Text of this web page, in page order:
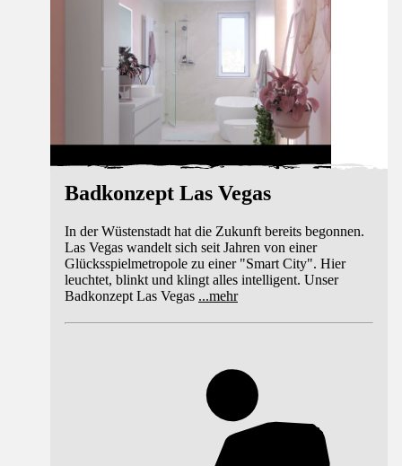
Badkonzept Las Vegas
In der Wüstenstadt hat die Zukunft bereits begonnen.
Las Vegas wandelt sich seit Jahren von einer
Glücksspielmetropole zu einer "Smart City". Hier
leuchtet, blinkt und klingt alles intelligent. Unser
Badkonzept Las Vegas ...mehr